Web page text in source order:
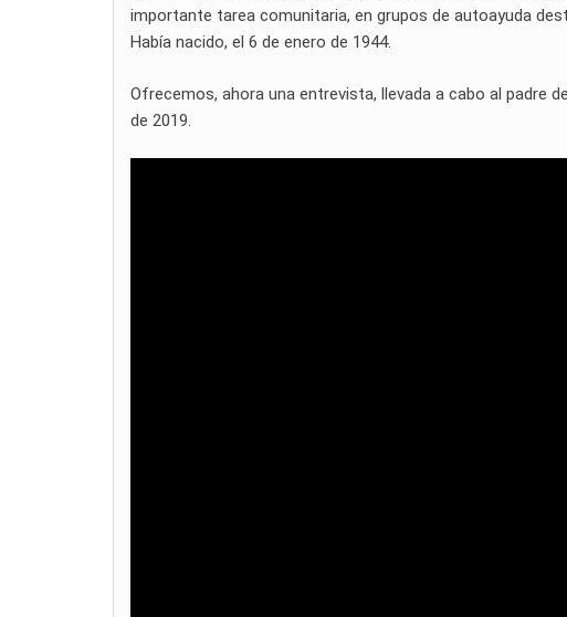
importante tarea comunitaria, en grupos de autoayuda
Había nacido, el 6 de enero de 1944.
Ofrecemos, ahora una entrevista, llevada a cabo al padre
de 2019.